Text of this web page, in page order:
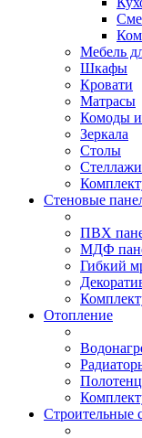
Мебель
Шкафы
Кровати
Матрасы
Комоды
Зеркала
Столы
Стеновые
ПВХ
МДФ
Гибкий
Отопление
Строительные